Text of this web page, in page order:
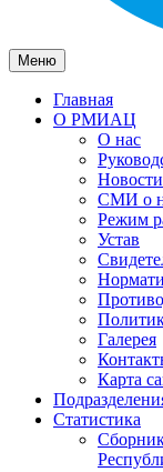
Меню
Главная
О РМИАЦ
О нас
Новости
СМИ о
Режим
Устав
Галерея
Карта
Статистика